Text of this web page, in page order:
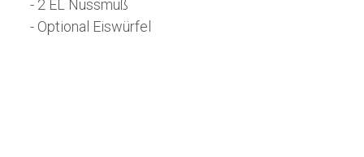
- 2 EL Nussmuß
- Optional Eiswürfel